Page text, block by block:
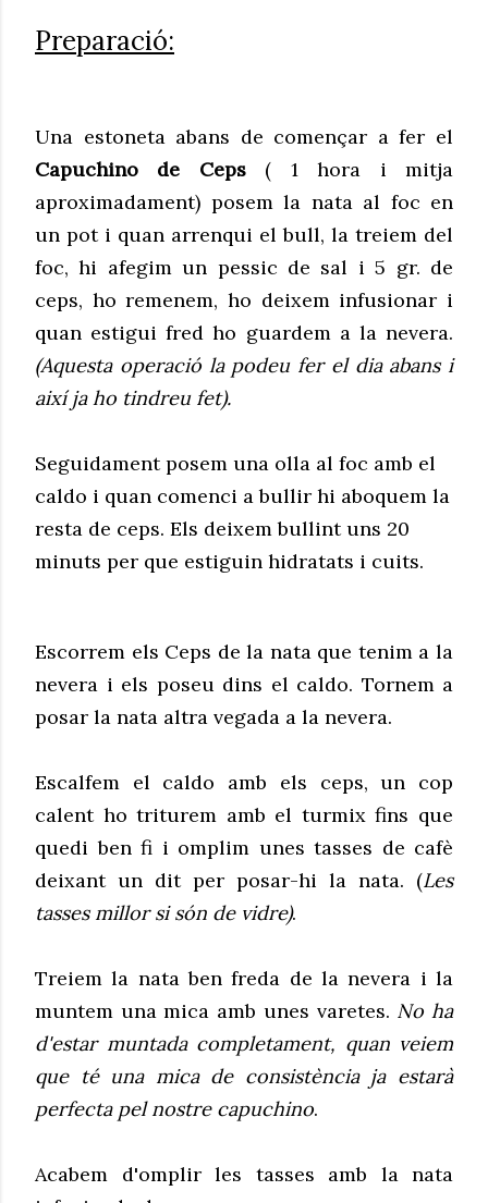
Preparació:
Una estoneta abans de començar a fer el
Capuchino de Ceps( 1 hora i mitja
aproximadament) posem la nata al foc en
un pot i quan arrenqui el bull, la treiem del
foc, hi afegim un pessic de sal i 5 gr. de
ceps, ho remenem, ho deixem infusionar i
quan estigui fred ho guardem a la nevera.
(Aquesta operació la podeu fer el dia abans i
així ja ho tindreu fet).
Seguidament posem una olla al foc amb el
caldo i quan comenci a bullir hi aboquem la
resta de ceps. Els deixem bullint uns 20
minuts per que estiguin hidratats i cuits.
Escorrem els Ceps de la nata que tenim a la
nevera i els poseu dins el caldo. Tornem a
posar la nata altra vegada a la nevera.
Escalfem el caldo amb els ceps, un cop
calent ho triturem amb el turmix fins que
quedi ben fi i omplim unes tasses de cafè
deixant un dit per posar-hi la nata. (Les
tasses millor si són de vidre).
Treiem la nata ben freda de la nevera i la
muntem una mica amb unes varetes. No ha
d'estar muntada completament, quan veiem
que té una mica de consistència ja estarà
perfecta pel nostre capuchino.
Acabem d'omplir les tasses amb la nata